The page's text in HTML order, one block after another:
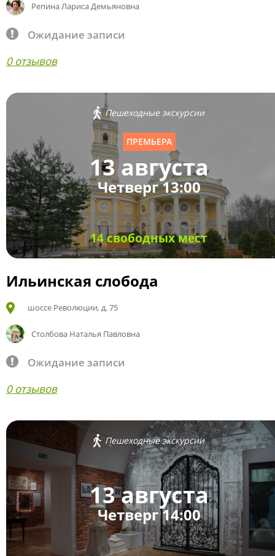
Репина Лариса Демьяновна
Ожидание записи
0 отзывов
Пешеходные экскурсии
ПРЕМЬЕРА
13 августа
Четверг 13:00
14 свободных мест
Ильинская слобода
шоссе Революции, д. 75
Столбова Наталья Павловна
Ожидание записи
0 отзывов
Пешеходные экскурсии
13 августа
Четверг 14:00